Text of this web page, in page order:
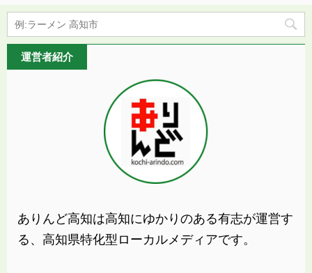
運営者紹介
ありんど高知は高知にゆかりのある有志が運営す
る、高知県特化型ローカルメディアです。